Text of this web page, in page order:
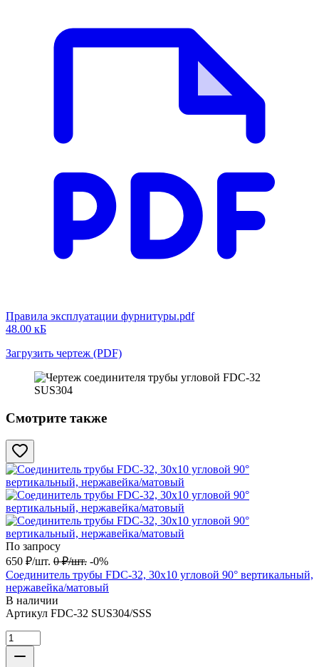
Правила эксплуатации фурнитуры.pdf
48.00 кБ
Загрузить чертеж (PDF)
Смотрите также
По запросу
650 ₽/шт. 0 ₽/шт. -0%
Соединитель трубы FDC-32, 30х10 угловой 90° вертикальный,
нержавейка/матовый
В наличии
Артикул FDC-32 SUS304/SSS